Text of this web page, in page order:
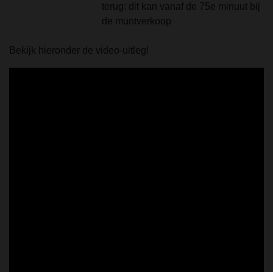
terug: dit kan vanaf de 75e minuut bij
de muntverkoop
Bekijk hieronder de video-uitleg!